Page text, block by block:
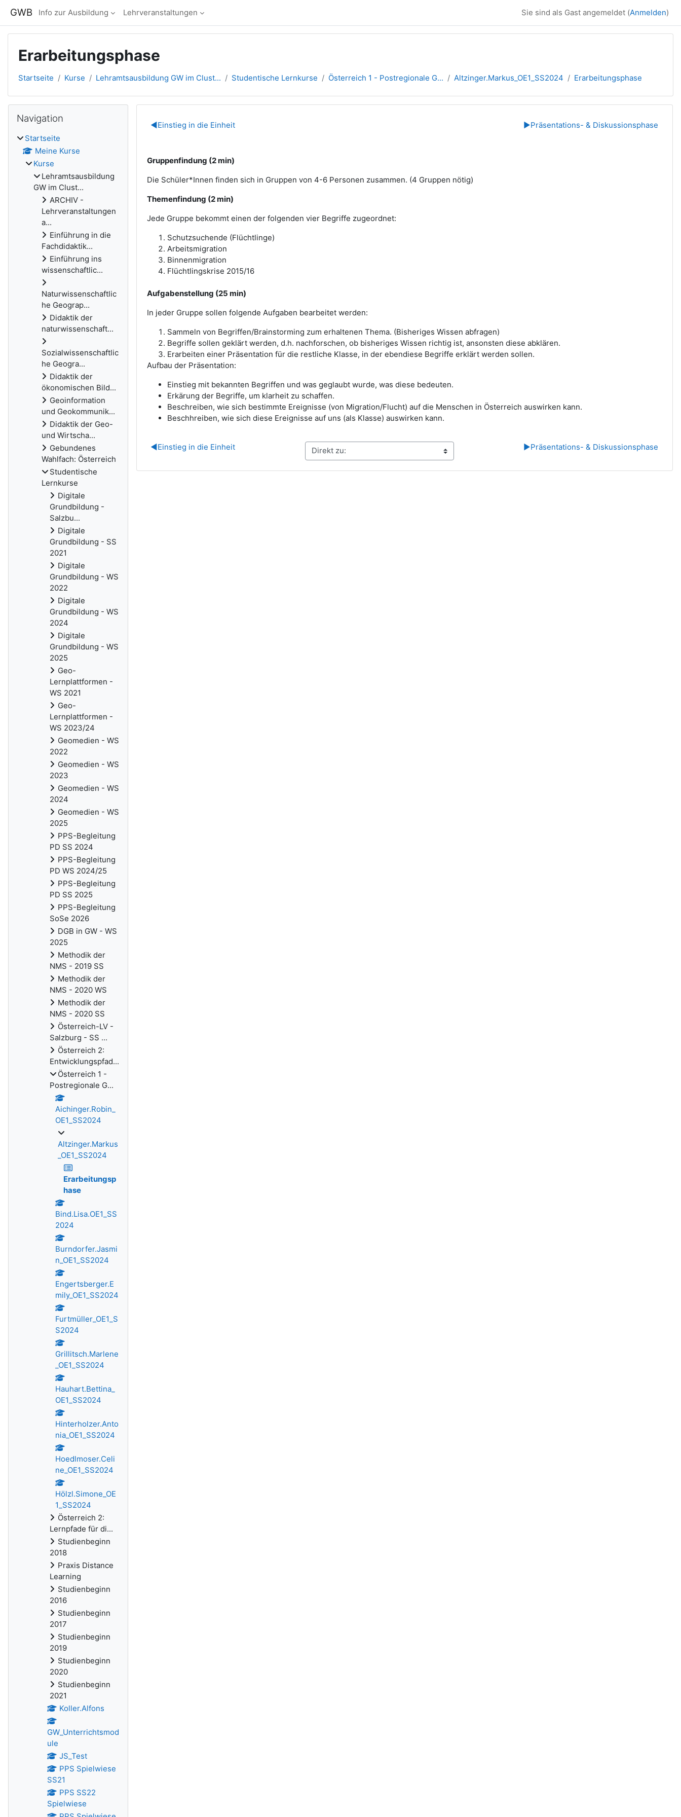
GWB Info zur Ausbildung Lehrveranstaltungen Sie sind als Gast angemeldet (Anmelden)
Erarbeitungsphase
Startseite Kurse Lehramtsausbildung GW im Clust... Studentische Lernkurse Österreich 1 - Postregionale G... Altzinger.Markus_OE1_SS2024 Erarbeitungsphase
Abschnittsübersicht
◀︎Einstieg in die Einheit ▶︎Präsentations- & Diskussionsphase
Gruppenfindung (2 min)
Die Schüler*Innen finden sich in Gruppen von 4-6 Personen zusammen. (4 Gruppen nötig)
Themenfindung (2 min)
Jede Gruppe bekommt einen der folgenden vier Begriffe zugeordnet:
Schutzsuchende (Flüchtlinge)
Arbeitsmigration
Binnenmigration
Flüchtlingskrise 2015/16
Aufgabenstellung (25 min)
In jeder Gruppe sollen folgende Aufgaben bearbeitet werden:
Sammeln von Begriffen/Brainstorming zum erhaltenen Thema. (Bisheriges Wissen abfragen)
Begriffe sollen geklärt werden, d.h. nachforschen, ob bisheriges Wissen richtig ist, ansonsten diese abklären.
Erarbeiten einer Präsentation für die restliche Klasse, in der ebendiese Begriffe erklärt werden sollen.
Aufbau der Präsentation:
Einstieg mit bekannten Begriffen und was geglaubt wurde, was diese bedeuten.
Erkärung der Begriffe, um klarheit zu schaffen.
Beschreiben, wie sich bestimmte Ereignisse (von Migration/Flucht) auf die Menschen in Österreich auswirken kann.
Beschhreiben, wie sich diese Ereignisse auf uns (als Klasse) auswirken kann.
◀︎Einstieg in die Einheit ▶︎Präsentations- & Diskussionsphase
Blöcke
Navigation
Startseite
Meine Kurse
Kurse
Lehramtsausbildung
GW im Clust...
ARCHIV -
Lehrveranstaltungen
a...
Einführung in die
Fachdidaktik...
Einführung ins
wissenschaftlic...
Naturwissenschaftlic
he Geograp...
Didaktik der
naturwissenschaft...
Sozialwissenschaftlic
he Geogra...
Didaktik der
ökonomischen Bild...
Geoinformation
und Geokommunik...
Didaktik der Geo-
und Wirtscha...
Gebundenes
Wahlfach: Österreich
Studentische
Lernkurse
Digitale
Grundbildung -
Salzbu...
Digitale
Grundbildung - SS
2021
Digitale
Grundbildung - WS
2022
Digitale
Grundbildung - WS
2024
Digitale
Grundbildung - WS
2025
Geo-
Lernplattformen -
WS 2021
Geo-
Lernplattformen -
WS 2023/24
Geomedien - WS
2022
Geomedien - WS
2023
Geomedien - WS
2024
Geomedien - WS
2025
PPS-Begleitung
PD SS 2024
PPS-Begleitung
PD WS 2024/25
PPS-Begleitung
PD SS 2025
PPS-Begleitung
SoSe 2026
DGB in GW - WS
2025
Methodik der
NMS - 2019 SS
Methodik der
NMS - 2020 WS
Methodik der
NMS - 2020 SS
Österreich-LV -
Salzburg - SS ...
Österreich 2:
Entwicklungspfad...
Österreich 1 -
Postregionale G...
Aichinger.Robin_
OE1_SS2024
Altzinger.Markus
_OE1_SS2024
Erarbeitungsp
hase
Bind.Lisa.OE1_SS
2024
Burndorfer.Jasmi
n_OE1_SS2024
Engertsberger.E
mily_OE1_SS2024
Furtmüller_OE1_S
S2024
Grillitsch.Marlene
_OE1_SS2024
Hauhart.Bettina_
OE1_SS2024
Hinterholzer.Anto
nia_OE1_SS2024
Hoedlmoser.Celi
ne_OE1_SS2024
Hölzl.Simone_OE
1_SS2024
Österreich 2:
Lernpfade für di...
Studienbeginn
2018
Praxis Distance
Learning
Studienbeginn
2016
Studienbeginn
2017
Studienbeginn
2019
Studienbeginn
2020
Studienbeginn
2021
Koller.Alfons
GW_Unterrichtsmod
ule
JS_Test
PPS Spielwiese
SS21
PPS SS22
Spielwiese